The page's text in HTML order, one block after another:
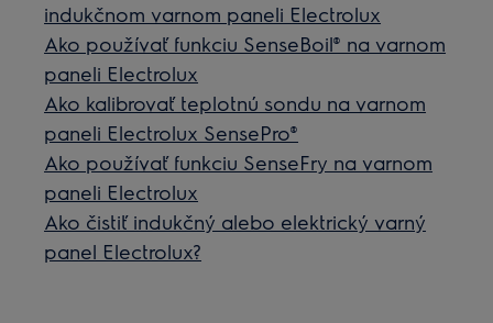
indukčnom varnom paneli Electrolux
Ako používať funkciu SenseBoil® na varnom
paneli Electrolux
Ako kalibrovať teplotnú sondu na varnom
paneli Electrolux SensePro®
Ako používať funkciu SenseFry na varnom
paneli Electrolux
Ako čistiť indukčný alebo elektrický varný
panel Electrolux?